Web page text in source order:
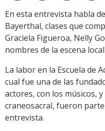
En esta entrevista habla
Bayerthal, clases que
Graciela Figueroa, Nelly
nombres de la escena local.
La labor en la Escuela de
cual fue una de las
actores, con los músicos,
craneosacral, fueron
entrevista.